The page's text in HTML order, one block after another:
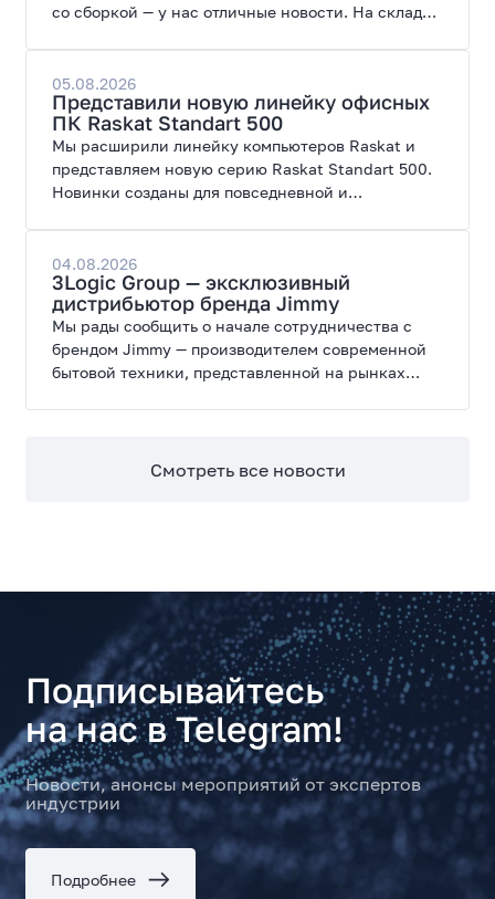
со сборкой — у нас отличные новости. На склад
современных игр и работы с нейросетями.
05.08.2026
Представили новую линейку офисных
ПК Raskat Standart 500
Мы расширили линейку компьютеров Raskat и
представляем новую серию Raskat Standart 500.
Новинки созданы для повседневной и
широкие возможности модернизации.
04.08.2026
3Logic Group — эксклюзивный
дистрибьютор бренда Jimmy
Мы рады сообщить о начале сотрудничества с
брендом Jimmy — производителем современной
бытовой техники, представленной на рынках
Смотреть все новости
Подписывайтесь
на нас в Telegram!
Новости, анонсы мероприятий от экспертов
индустрии
Подробнее